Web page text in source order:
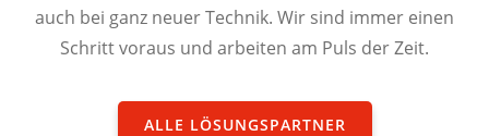
auch bei ganz neuer Technik. Wir sind immer einen
Schritt voraus und arbeiten am Puls der Zeit.
ALLE LÖSUNGSPARTNER